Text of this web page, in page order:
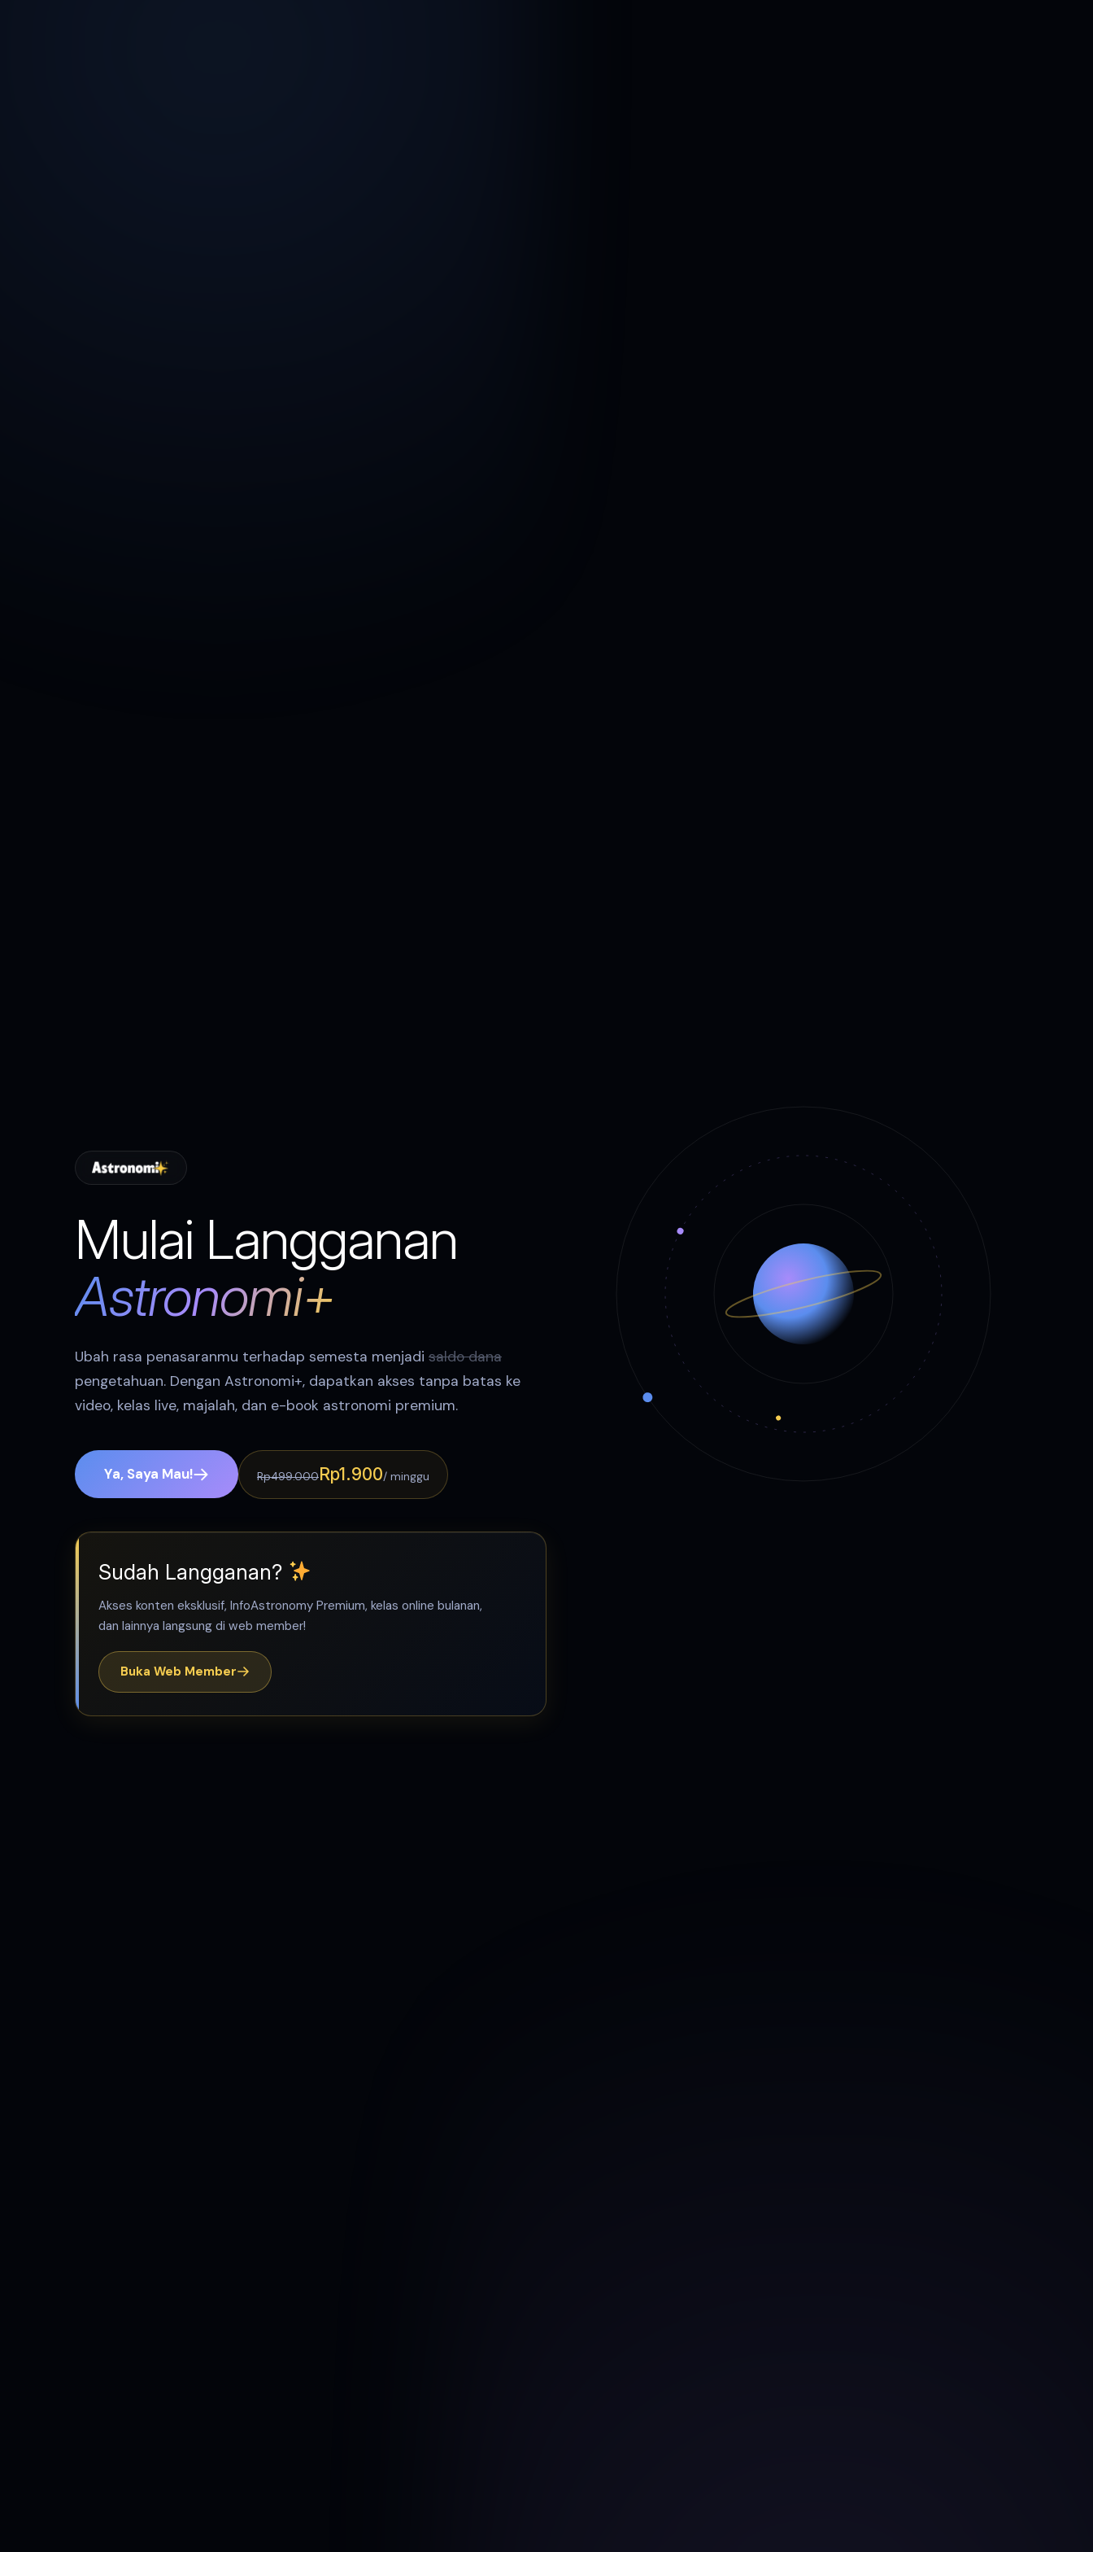
Mulai Langganan
Astronomi+
Ubah rasa penasaranmu terhadap semesta menjadi saldo dana
pengetahuan. Dengan Astronomi+, dapatkan akses tanpa batas ke
video, kelas live, majalah, dan e-book astronomi premium.
Ya, Saya Mau! Rp499.000Rp1.900/ minggu
Sudah Langganan?
Akses konten eksklusif, InfoAstronomy Premium, kelas online bulanan,
dan lainnya langsung di web member!
Buka Web Member